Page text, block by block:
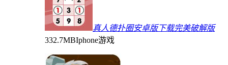
真人德扑圈安卓版下载完美破解版
332.7MBIphone游戏